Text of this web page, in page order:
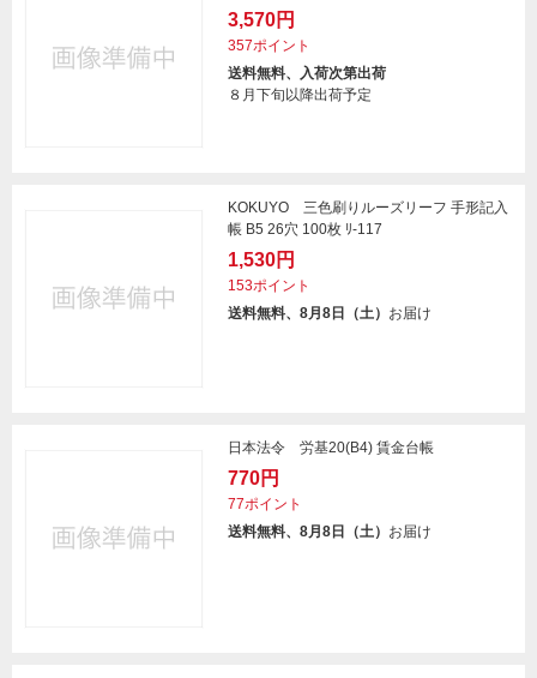
3,570円
357ポイント
送料無料、入荷次第出荷
８月下旬以降出荷予定
KOKUYO 三色刷りルーズリーフ 手形記入
帳 B5 26穴 100枚 ﾘ-117
1,530円
153ポイント
送料無料、8月8日（土） お届け
日本法令 労基20(B4) 賃金台帳
770円
77ポイント
送料無料、8月8日（土） お届け